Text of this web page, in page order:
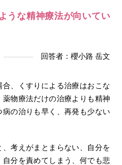
うな精神療法が向いてい
回答者：櫻小路 岳文
、くすりによる治療はおこな
物療法だけの治療よりも精神
の治りも早く、再発も少ない
考えがまとまらない、自分を
分を責めてしまう、何でも悲